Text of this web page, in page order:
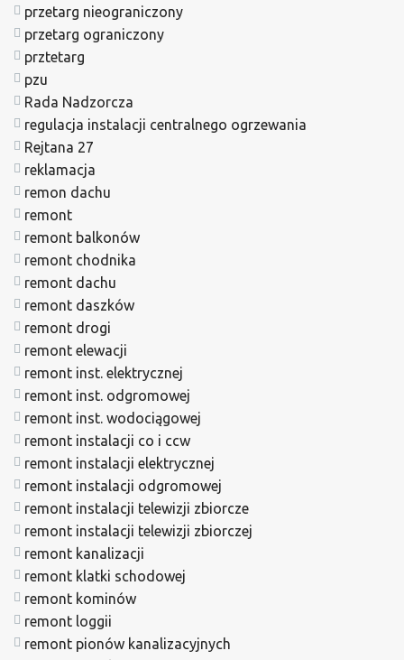
przetarg nieograniczony
przetarg ograniczony
prztetarg
pzu
Rada Nadzorcza
regulacja instalacji centralnego ogrzewania
Rejtana 27
reklamacja
remon dachu
remont
remont balkonów
remont chodnika
remont dachu
remont daszków
remont drogi
remont elewacji
remont inst. elektrycznej
remont inst. odgromowej
remont inst. wodociągowej
remont instalacji co i ccw
remont instalacji elektrycznej
remont instalacji odgromowej
remont instalacji telewizji zbiorcze
remont instalacji telewizji zbiorczej
remont kanalizacji
remont klatki schodowej
remont kominów
remont loggii
remont pionów kanalizacyjnych